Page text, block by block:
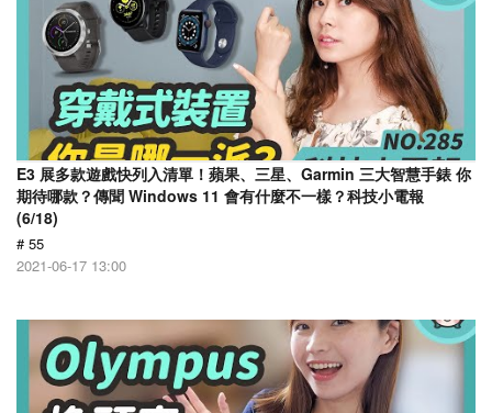
E3 展多款遊戲快列入清單！蘋果、三星、Garmin 三大智慧手錶 你
期待哪款？傳聞 Windows 11 會有什麼不一樣？科技小電報
(6/18)
# 55
2021-06-17 13:00